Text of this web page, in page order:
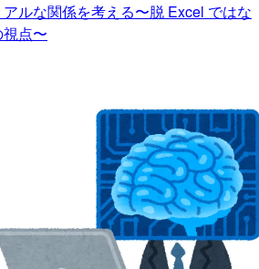
ルな関係を考える〜脱 Excel ではな
点〜